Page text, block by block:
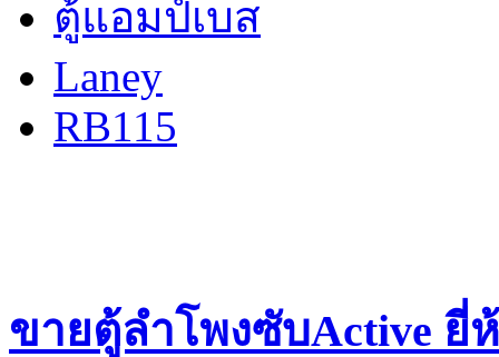
ตู้แอมป์เบส
Laney
RB115
ขายตู้ลำโพงซับActive ยี่